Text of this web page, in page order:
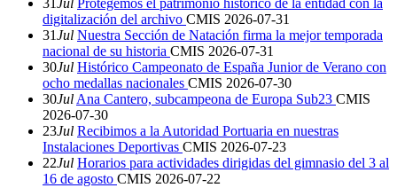
31Jul Protegemos el patrimonio histórico de la entidad con la
digitalización del archivo CMIS 2026-07-31
31Jul Nuestra Sección de Natación firma la mejor temporada
nacional de su historia CMIS 2026-07-31
30Jul Histórico Campeonato de España Junior de Verano con
ocho medallas nacionales CMIS 2026-07-30
30Jul Ana Cantero, subcampeona de Europa Sub23 CMIS
2026-07-30
23Jul Recibimos a la Autoridad Portuaria en nuestras
Instalaciones Deportivas CMIS 2026-07-23
22Jul Horarios para actividades dirigidas del gimnasio del 3 al
16 de agosto CMIS 2026-07-22